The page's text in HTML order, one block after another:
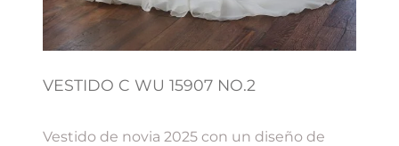
VESTIDO C WU 15907 NO.2
Vestido de novia 2025 con un diseño de